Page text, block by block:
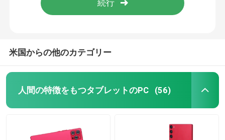
タッチスクリーンタブレット
8インチタブレットPC
米国からの他のカテゴリー
人間の特徴をもつタブレットのPC (56)